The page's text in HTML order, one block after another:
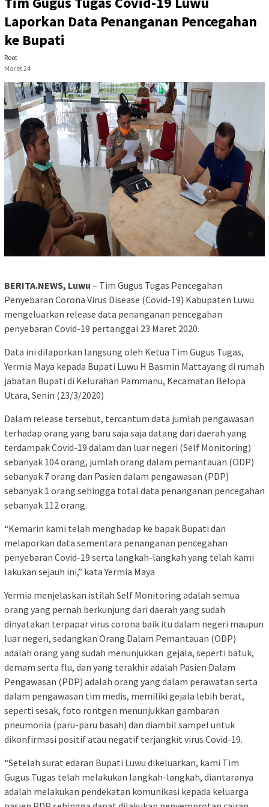
Laporkan Data Penanganan Pencegahan
ke Bupati
Root
Maret 24
BERITA.NEWS, Luwu – Tim Gugus Tugas Pencegahan
Penyebaran Corona Virus Disease (Covid-19) Kabupaten Luwu
mengeluarkan release data penanganan pencegahan
penyebaran Covid-19 pertanggal 23 Maret 2020.
Data ini dilaporkan langsung oleh Ketua Tim Gugus Tugas,
Yermia Maya kepada Bupati Luwu H Basmin Mattayang di rumah
jabatan Bupati di Kelurahan Pammanu, Kecamatan Belopa
Utara, Senin (23/3/2020)
Dalam release tersebut, tercantum data jumlah pengawasan
terhadap orang yang baru saja saja datang dari daerah yang
terdampak Covid-19 dalam dan luar negeri (Self Monitoring)
sebanyak 104 orang, jumlah orang dalam pemantauan (ODP)
sebanyak 7 orang dan Pasien dalam pengawasan (PDP)
sebanyak 1 orang sehingga total data penanganan pencegahan
sebanyak 112 orang.
“Kemarin kami telah menghadap ke bapak Bupati dan
melaporkan data sementara penanganan pencegahan
penyebaran Covid-19 serta langkah-langkah yang telah kami
lakukan sejauh ini,” kata Yermia Maya
Yermia menjelaskan istilah Self Monitoring adalah semua
orang yang pernah berkunjung dari daerah yang sudah
dinyatakan terpapar virus corona baik itu dalam negeri maupun
luar negeri, sedangkan Orang Dalam Pemantauan (ODP)
adalah orang yang sudah menunjukkan gejala, seperti batuk,
demam serta flu, dan yang terakhir adalah Pasien Dalam
Pengawasan (PDP) adalah orang yang dalam perawatan serta
dalam pengawasan tim medis, memiliki gejala lebih berat,
seperti sesak, foto rontgen menunjukkan gambaran
pneumonia (paru-paru basah) dan diambil sampel untuk
dikonfirmasi positif atau negatif terjangkit virus Covid-19.
“Setelah surat edaran Bupati Luwu dikeluarkan, kami Tim
Gugus Tugas telah melakukan langkah-langkah, diantaranya
adalah melakukan pendekatan komunikasi kepada keluarga